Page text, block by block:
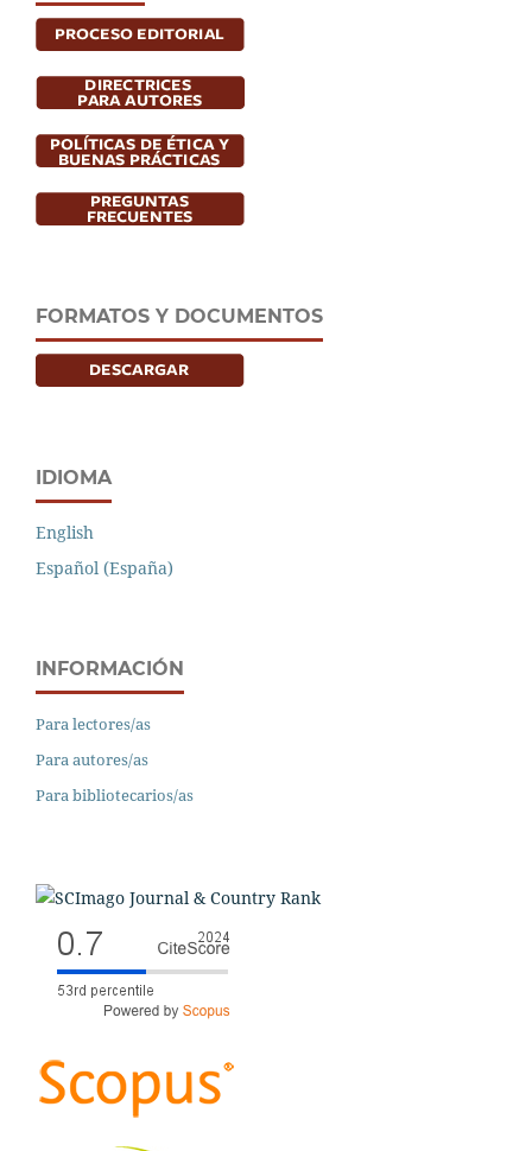
FORMATOS Y DOCUMENTOS
IDIOMA
English
Español (España)
INFORMACIÓN
Para lectores/as
Para autores/as
Para bibliotecarios/as